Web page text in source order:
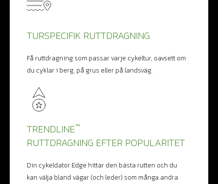
TURSPECIFIK RUTTDRAGNING
Få ruttdragning som passar varje cykeltur, oavsett om
du cyklar i berg, på grus eller på landsväg.
TRENDLINE™
RUTTDRAGNING EFTER POPULARITET
Din cykeldator Edge hittar den bästa rutten och du
kan välja bland vägar (och leder) som många andra